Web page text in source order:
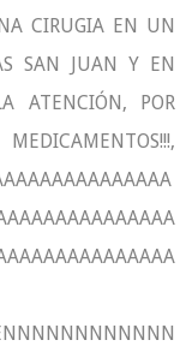
CIRUGIA EN UN
SAN JUAN Y EN
ATENCIÓN, POR